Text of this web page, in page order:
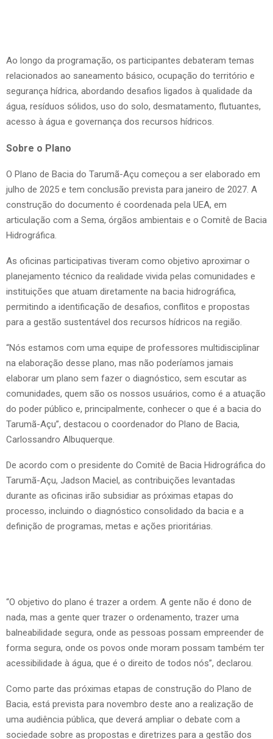
Ao longo da programação, os participantes debateram temas
relacionados ao saneamento básico, ocupação do território e
segurança hídrica, abordando desafios ligados à qualidade da
água, resíduos sólidos, uso do solo, desmatamento, flutuantes,
acesso à água e governança dos recursos hídricos.
Sobre o Plano
O Plano de Bacia do Tarumã-Açu começou a ser elaborado em
julho de 2025 e tem conclusão prevista para janeiro de 2027. A
construção do documento é coordenada pela UEA, em
articulação com a Sema, órgãos ambientais e o Comitê de Bacia
Hidrográfica.
As oficinas participativas tiveram como objetivo aproximar o
planejamento técnico da realidade vivida pelas comunidades e
instituições que atuam diretamente na bacia hidrográfica,
permitindo a identificação de desafios, conflitos e propostas
para a gestão sustentável dos recursos hídricos na região.
“Nós estamos com uma equipe de professores multidisciplinar
na elaboração desse plano, mas não poderíamos jamais
elaborar um plano sem fazer o diagnóstico, sem escutar as
comunidades, quem são os nossos usuários, como é a atuação
do poder público e, principalmente, conhecer o que é a bacia do
Tarumã-Açu”, destacou o coordenador do Plano de Bacia,
Carlossandro Albuquerque.
De acordo com o presidente do Comitê de Bacia Hidrográfica do
Tarumã-Açu, Jadson Maciel, as contribuições levantadas
durante as oficinas irão subsidiar as próximas etapas do
processo, incluindo o diagnóstico consolidado da bacia e a
definição de programas, metas e ações prioritárias.
“O objetivo do plano é trazer a ordem. A gente não é dono de
nada, mas a gente quer trazer o ordenamento, trazer uma
balneabilidade segura, onde as pessoas possam empreender de
forma segura, onde os povos onde moram possam também ter
acessibilidade à água, que é o direito de todos nós”, declarou.
Como parte das próximas etapas de construção do Plano de
Bacia, está prevista para novembro deste ano a realização de
uma audiência pública, que deverá ampliar o debate com a
sociedade sobre as propostas e diretrizes para a gestão dos